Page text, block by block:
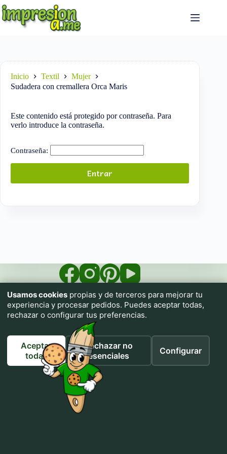
Saltar
al
contenido
Inicio Textil
Mujer
Sudadera con cremallera Orca Maris
Este contenido está protegido por contraseña. Para
verlo introduce la contraseña.
Contraseña:
Impresiona.me pone a tu alcance una imprenta textil con
prendas de calidad para que personalices tu ropa sin necesidad
de conocimientos.
Utiliza nuestros tutoriales de IA para generar cualquier diseño
sin necesidad de conocimientos ni habilidades artísticas.
Si puedes describirlo, puedes crearlo.
Usamos cookies propias y de terceros para mejorar tu
experiencia y procesar pedidos. Puedes aceptar todas,
rechazar o configurar tus preferencias.
Aceptar
todas
Rechazar no
esenciales
Configurar